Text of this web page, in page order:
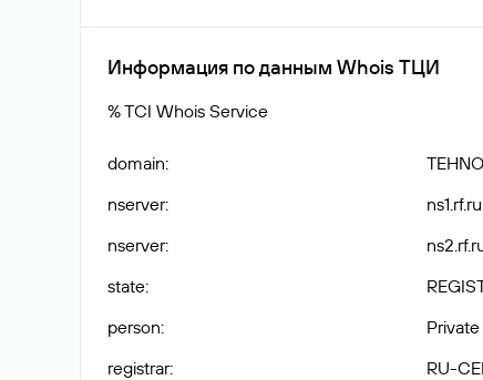
Информация по данным Whois ТЦИ
% TCI Whois Service
domain:
nserver:
nserver:
state:
person:
registrar:
RU-